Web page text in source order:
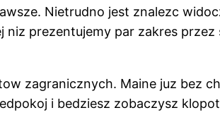
Nietrudno jest znalezc
prezentujemy par zakres
zagranicznych. Maine juz bez
i bedziesz zobaczysz